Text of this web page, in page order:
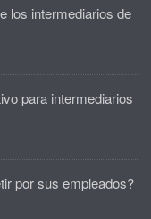
los intermediarios de
para intermediarios
por sus empleados?